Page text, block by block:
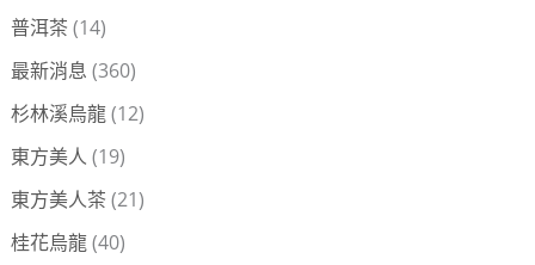
普洱茶 (14)
最新消息 (360)
杉林溪烏龍(12)
東方美人 (19)
東方美人茶 (21)
桂花烏龍(40)